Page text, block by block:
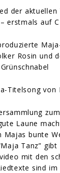
der aktuellen
erstmals auf
Rosin und
Titelsong von
Laune
Majas bunte
Tanz” gibt
mit den
sind